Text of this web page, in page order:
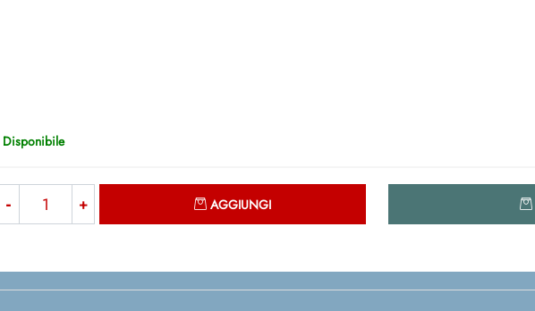
Disponibile
AGGIUNGI